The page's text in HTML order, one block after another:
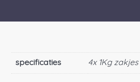
specificaties 4x 1Kg zakjes